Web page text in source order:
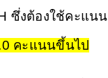
คะแนนขึ้นไป